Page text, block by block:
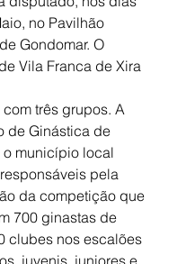
no Pavilhão
Gondomar. O
Vila Franca de Xira
três grupos. A
de Ginástica de
o município local
pela
da competição que
700 ginastas de
clubes nos escalões
juvenis, juniores e